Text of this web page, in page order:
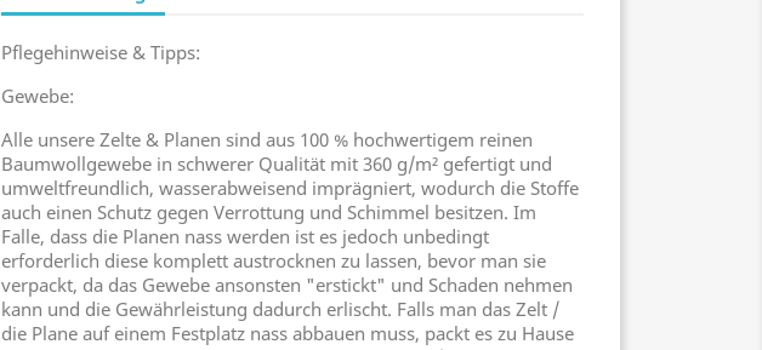
Pflegehinweise & Tipps:
Gewebe:
Alle unsere Zelte & Planen sind aus 100 % hochwertigem reinen
Baumwollgewebe in schwerer Qualität mit 360 g/m² gefertigt und
umweltfreundlich, wasserabweisend imprägniert, wodurch die Stoffe
auch einen Schutz gegen Verrottung und Schimmel besitzen. Im
Falle, dass die Planen nass werden ist es jedoch unbedingt
erforderlich diese komplett austrocknen zu lassen, bevor man sie
verpackt, da das Gewebe ansonsten "erstickt" und Schaden nehmen
kann und die Gewährleistung dadurch erlischt. Falls man das Zelt /
die Plane auf einem Festplatz nass abbauen muss, packt es zu Hause